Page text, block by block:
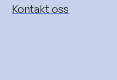
Kontakt oss